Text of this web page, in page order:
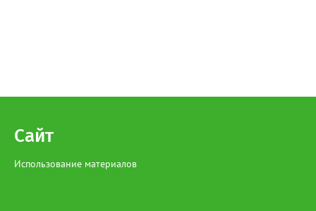
Сайт
Использование материалов